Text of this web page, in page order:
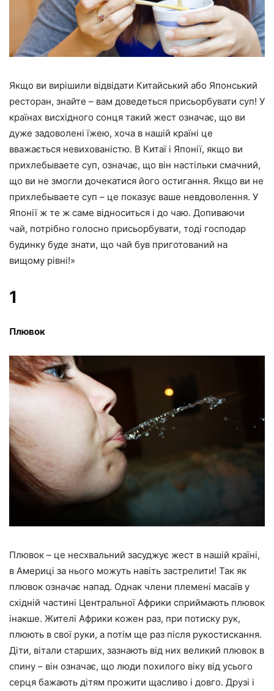
Якщо ви вирішили відвідати Китайський або Японський
ресторан, знайте – вам доведеться присьорбувати суп! У
країнах висхідного сонця такий жест означає, що ви
дуже задоволені їжею, хоча в нашій країні це
вважається невихованістю. В Китаї і Японії, якщо ви
прихлебываете суп, означає, що він настільки смачний,
що ви не змогли дочекатися його остигання. Якщо ви не
прихлебываете суп – це показує ваше невдоволення. У
Японії ж те ж саме відноситься і до чаю. Допиваючи
чай, потрібно голосно присьорбувати, тоді господар
будинку буде знати, що чай був приготований на
вищому рівні!»
1
Плювок
Плювок – це несхвальний засуджує жест в нашій країні,
в Америці за нього можуть навіть застрелити! Так як
плювок означає напад. Однак члени племені масаїв у
східній частині Центральної Африки сприймають плювок
інакше. Жителі Африки кожен раз, при потиску рук,
плюють в свої руки, а потім ще раз після рукостискання.
Діти, вітали старших, зазнають від них великий плювок в
спину – він означає, що люди похилого віку від усього
серця бажають дітям прожити щасливо і довго. Друзі і